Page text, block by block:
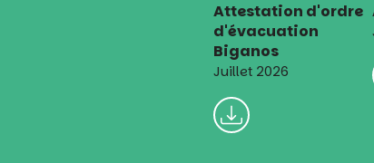
Attestation d'ordre
d'évacuation
Biganos
Juillet 2026